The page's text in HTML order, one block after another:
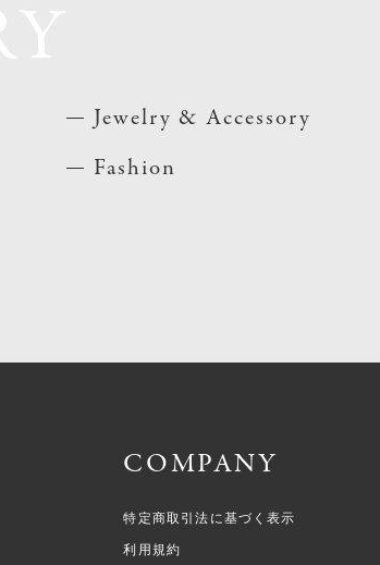
Jewelry & Accessory
Fashion
COMPANY
特定商取引法に基づく表示
利用規約